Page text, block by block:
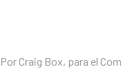
Por Craig Box, para el